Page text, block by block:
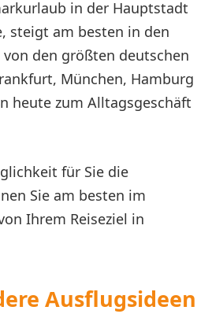
in der Hauptstadt
steigt am besten in den
den größten deutschen
München, Hamburg
heute zum Alltagsgeschäft
für Sie die
Sie am besten im
Ihrem Reiseziel in
Ausflugsideen